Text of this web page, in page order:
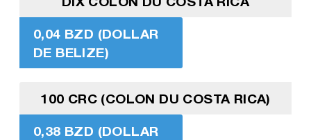
0,04 BZD (DOLLAR
DE BELIZE)
100 CRC (COLON DU COSTA RICA)
0,38 BZD (DOLLAR